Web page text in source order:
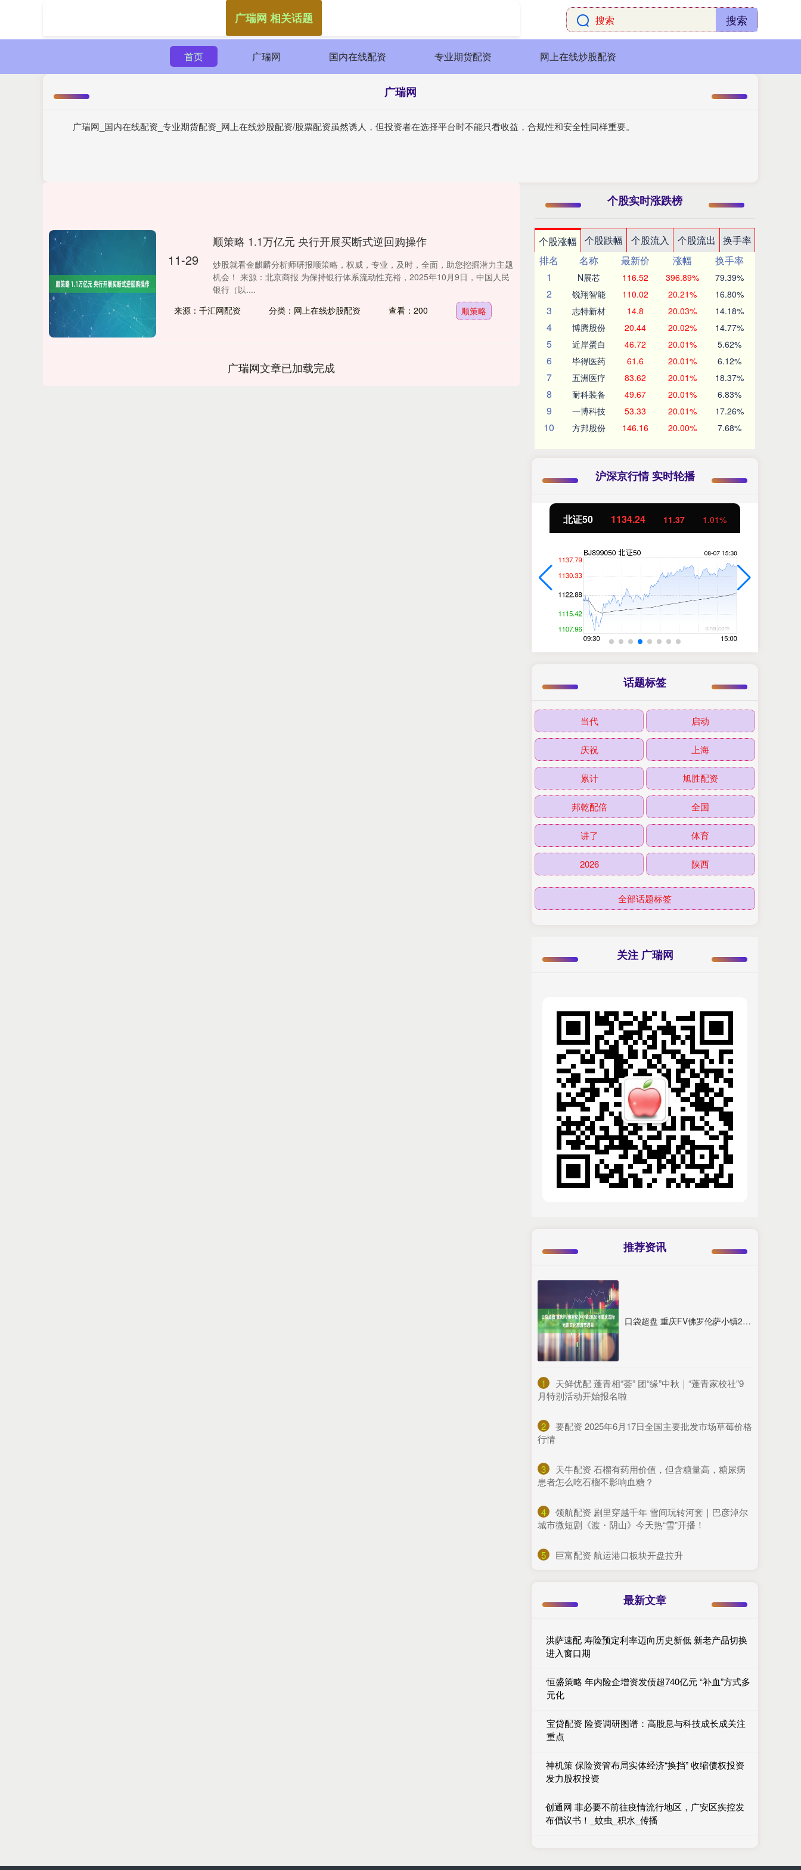
搜索
首页 广瑞网 国内在线配资 专业期货配资 网上在线炒股配资
广瑞网
广瑞网_国内在线配资_专业期货配资_网上在线炒股配资/股票配资虽然诱人，但投资者在选择平台时不能只看收益，合规性和安全性同样重要。
广瑞网 相关话题
11-29
顺策略 1.1万亿元 央行开展买断式逆回购操作
炒股就看金麒麟分析师研报顺策略，权威，专业，及时，全面，助您挖掘潜力主题
机会！ 来源：北京商报 为保持银行体系流动性充裕，2025年10月9日，中国人民
银行（以....
来源：千汇网配资
分类：网上在线炒股配资 查看：200 顺策略
广瑞网文章已加载完成
个股实时涨跌榜
个股涨幅 个股跌幅 个股流入 个股流出
换手率
排名
名称 最新价 涨幅
换手率
1
N展芯 116.52 396.89% 79.39%
2 锐翔智能 110.02 20.21% 16.80%
3 志特新材 14.8 20.03% 14.18%
4 博腾股份 20.44 20.02% 14.77%
5 近岸蛋白 46.72 20.01% 5.62%
6 毕得医药 61.6 20.01% 6.12%
7 五洲医疗 83.62 20.01% 18.37%
8 耐科装备 49.67 20.01% 6.83%
9 一博科技 53.33 20.01% 17.26%
10 方邦股份 146.16 20.00% 7.68%
沪深京行情 实时轮播
北证50 1134.24 11.37 1.01%
话题标签
当代 启动
庆祝 上海
累计 旭胜配资
邦乾配倍 全国
讲了 体育
2026 陕西
全部话题标签
关注 广瑞网
推荐资讯
口袋超盘 重庆FV佛罗伦萨小镇2026年重庆国际光影文化旅游节启幕
1
​天鲜优配 蓬青相“荟” 团“缘”中秋｜“蓬青家校社”9
月特别活动开始报名啦
2
​要配资 2025年6月17日全国主要批发市场草莓价格
行情
3
​天牛配资 石榴有药用价值，但含糖量高，糖尿病
患者怎么吃石榴不影响血糖？
4
​领航配资 剧里穿越千年 雪间玩转河套｜巴彦淖尔
城市微短剧《渡・阴山》今天热“雪”开播！
5 ​巨富配资 航运港口板块开盘拉升
最新文章
洪萨速配 寿险预定利率迈向历史新低 新老产品切换
进入窗口期
恒盛策略 年内险企增资发债超740亿元 “补血”方式多
元化
宝贷配资 险资调研图谱：高股息与科技成长成关注
重点
神机策 保险资管布局实体经济“换挡” 收缩债权投资
发力股权投资
创通网 非必要不前往疫情流行地区，广安区疾控发
布倡议书！_蚊虫_积水_传播